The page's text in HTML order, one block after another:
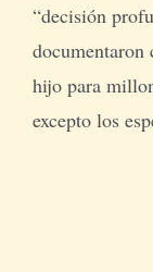
“decisión
documentaron
hijo para
excepto los